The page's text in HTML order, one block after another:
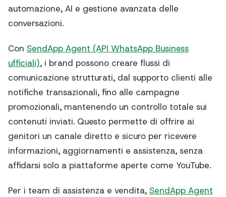
automazione, AI e gestione avanzata delle
conversazioni.
Con SendApp Agent (API WhatsApp Business
ufficiali), i brand possono creare flussi di
comunicazione strutturati, dal supporto clienti alle
notifiche transazionali, fino alle campagne
promozionali, mantenendo un controllo totale sui
contenuti inviati. Questo permette di offrire ai
genitori un canale diretto e sicuro per ricevere
informazioni, aggiornamenti e assistenza, senza
affidarsi solo a piattaforme aperte come YouTube.
Per i team di assistenza e vendita, SendApp Agent